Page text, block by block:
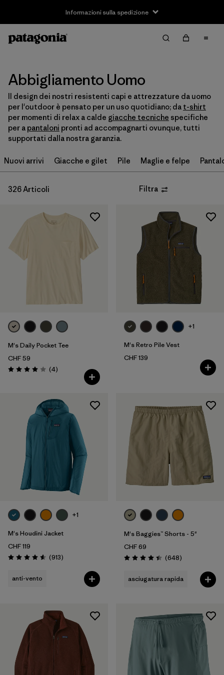
Informazioni sulla spedizione
Filtra per
Taglia
XXS (2)
XS (206)
S (262)
M (253)
XXL
Filtra per
Vestibilità
Filtra per
Tessuto
Abbigliamento Uomo
Il design dei nostri resistenti capi e attrezzature da uomo
per l'outdoor è pensato per un uso quotidiano; da t-shirt
per momenti di relax a calde giacche tecniche specifiche
per a pantaloni pronti ad accompagnarti ovunque, tutti
supportati dalla nostra garanzia.
Nuovi arrivi Giacche e gilet Pile Maglie e felpe
326 Articoli Filtra
M's Daily Pocket Tee
CHF 59
Valutazione: 4.0 / 5
(4Recensioni
)
+1
M's Retro Pile Vest
CHF 139
+1
M's Houdini Jacket
CHF 119
Valutazione: 4.6 / 5
(913Recensioni
)
anti-vento
M's Baggies™ Shorts - 5"
CHF 69
Valutazione: 4.4 / 5
(648Recensioni
)
asciugatura rapida